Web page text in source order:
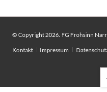
© Copyright 2026. FG Frohsinn
Navigation
Kontakt Impressum